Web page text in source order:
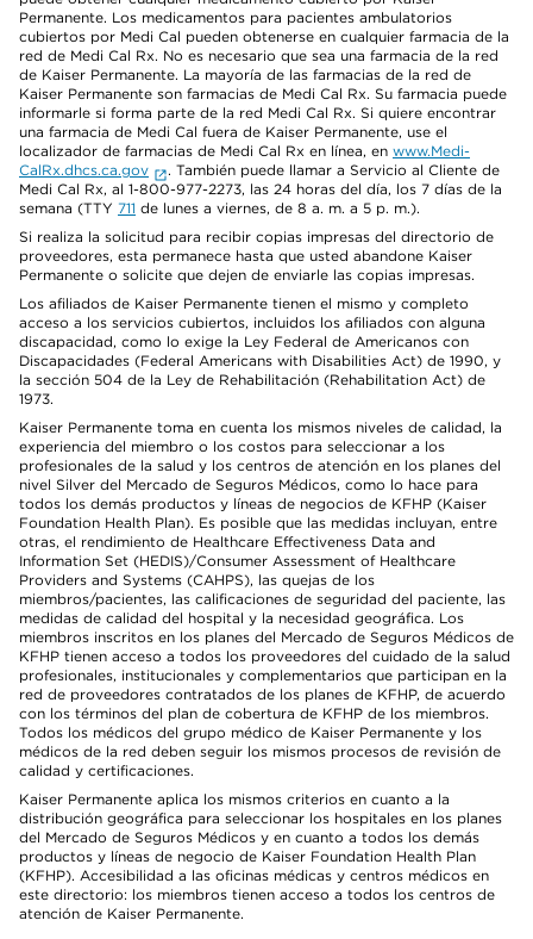
Permanente. Los medicamentos para pacientes ambulatorios
cubiertos por Medi Cal pueden obtenerse en cualquier farmacia de la
red de Medi Cal Rx. No es necesario que sea una farmacia de la red
de Kaiser Permanente. La mayoría de las farmacias de la red de
Kaiser Permanente son farmacias de Medi Cal Rx. Su farmacia puede
informarle si forma parte de la red Medi Cal Rx. Si quiere encontrar
una farmacia de Medi Cal fuera de Kaiser Permanente, use el
localizador de farmacias de Medi Cal Rx en línea, en www.Medi-
CalRx.dhcs.ca.gov
. También puede llamar a Servicio al Cliente de
Medi Cal Rx, al 1-800-977-2273, las 24 horas del día, los 7 días de la
semana (TTY 711 de lunes a viernes, de 8 a. m. a 5 p. m.).
Si realiza la solicitud para recibir copias impresas del directorio de
proveedores, esta permanece hasta que usted abandone Kaiser
Permanente o solicite que dejen de enviarle las copias impresas.
Los afiliados de Kaiser Permanente tienen el mismo y completo
acceso a los servicios cubiertos, incluidos los afiliados con alguna
discapacidad, como lo exige la Ley Federal de Americanos con
Discapacidades (Federal Americans with Disabilities Act) de 1990, y
la sección 504 de la Ley de Rehabilitación (Rehabilitation Act) de
1973.
Kaiser Permanente toma en cuenta los mismos niveles de calidad, la
experiencia del miembro o los costos para seleccionar a los
profesionales de la salud y los centros de atención en los planes del
nivel Silver del Mercado de Seguros Médicos, como lo hace para
todos los demás productos y líneas de negocios de KFHP (Kaiser
Foundation Health Plan). Es posible que las medidas incluyan, entre
otras, el rendimiento de Healthcare Effectiveness Data and
Information Set (HEDIS)/Consumer Assessment of Healthcare
Providers and Systems (CAHPS), las quejas de los
miembros/pacientes, las calificaciones de seguridad del paciente, las
medidas de calidad del hospital y la necesidad geográfica. Los
miembros inscritos en los planes del Mercado de Seguros Médicos de
KFHP tienen acceso a todos los proveedores del cuidado de la salud
profesionales, institucionales y complementarios que participan en la
red de proveedores contratados de los planes de KFHP, de acuerdo
con los términos del plan de cobertura de KFHP de los miembros.
Todos los médicos del grupo médico de Kaiser Permanente y los
médicos de la red deben seguir los mismos procesos de revisión de
calidad y certificaciones.
Kaiser Permanente aplica los mismos criterios en cuanto a la
distribución geográfica para seleccionar los hospitales en los planes
del Mercado de Seguros Médicos y en cuanto a todos los demás
productos y líneas de negocio de Kaiser Foundation Health Plan
(KFHP). Accesibilidad a las oficinas médicas y centros médicos en
este directorio: los miembros tienen acceso a todos los centros de
atención de Kaiser Permanente.